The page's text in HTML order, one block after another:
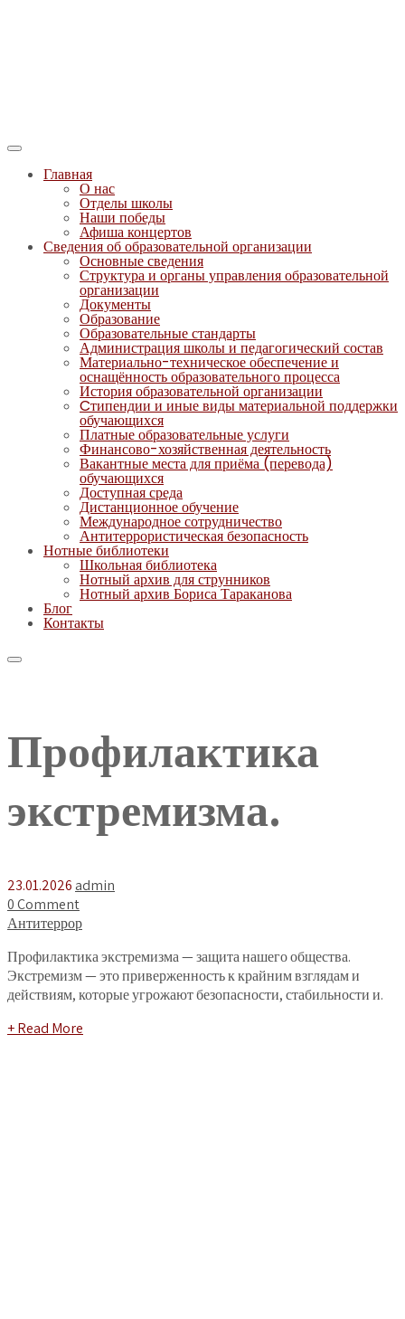
Главная
О нас
Отделы школы
Наши победы
Афиша концертов
Сведения об образовательной организации
Основные сведения
Структура и органы управления образовательной
организации
Документы
Образование
Образовательные стандарты
Администрация школы и педагогический состав
Материально-техническое обеспечение и
оснащённость образовательного процесса
История образовательной организации
Cтипендии и иные виды материальной поддержки
обучающихся
Платные образовательные услуги
Финансово-хозяйственная деятельность
Вакантные места для приёма (перевода)
обучающихся
Доступная среда
Дистанционное обучение
Международное сотрудничество
Антитеррористическая безопасность
Нотные библиотеки
Школьная библиотека
Нотный архив для струнников
Нотный архив Бориса Тараканова
Блог
Контакты
Профилактика
экстремизма.
23.01.2026admin
0 Comment
Антитеррор
Профилактика экстремизма — защита нашего общества.
Экстремизм — это приверженность к крайним взглядам и
действиям, которые угрожают безопасности, стабильности и.
+ Read More